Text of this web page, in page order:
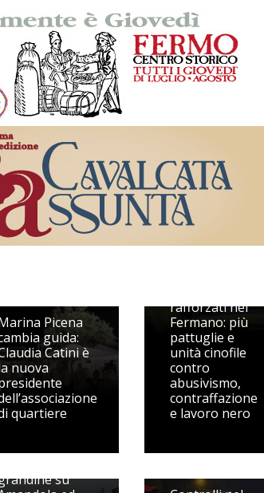
Picena
guida:
Catini è
nuova
quartiere
rafforzati nel
Fermano: più
pattuglie e
unità cinofile
contro
abusivismo,
contraffazione
e lavoro nero
su